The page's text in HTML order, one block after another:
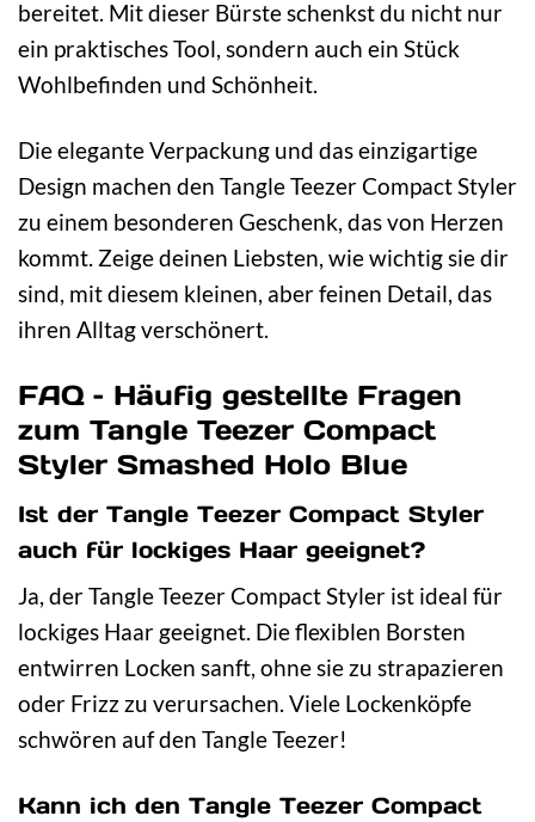
bereitet. Mit dieser Bürste schenkst du nicht nur
ein praktisches Tool, sondern auch ein Stück
Wohlbefinden und Schönheit.
Die elegante Verpackung und das einzigartige
Design machen den Tangle Teezer Compact Styler
zu einem besonderen Geschenk, das von Herzen
kommt. Zeige deinen Liebsten, wie wichtig sie dir
sind, mit diesem kleinen, aber feinen Detail, das
ihren Alltag verschönert.
FAQ – Häufig gestellte Fragen
zum Tangle Teezer Compact
Styler Smashed Holo Blue
Ist der Tangle Teezer Compact Styler
auch für lockiges Haar geeignet?
Ja, der Tangle Teezer Compact Styler ist ideal für
lockiges Haar geeignet. Die flexiblen Borsten
entwirren Locken sanft, ohne sie zu strapazieren
oder Frizz zu verursachen. Viele Lockenköpfe
schwören auf den Tangle Teezer!
Kann ich den Tangle Teezer Compact